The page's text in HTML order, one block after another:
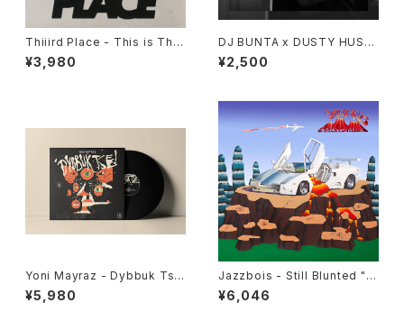
Thiiird Place - This is Thiii
rd Place "LP"
¥3,980
DJ BUNTA x DUSTY HUSK
Y - 47 CAMPiN DIGGiN "C
D"
¥2,500
Yoni Mayraz - Dybbuk Tse!
"LP"
¥5,980
Jazzbois - Still Blunted "L
P"
¥6,046